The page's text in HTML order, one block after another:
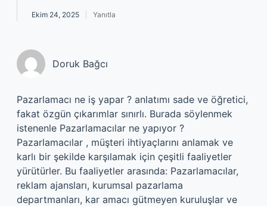
Ekim 24, 2025 Yanıtla
Doruk Bağcı
Pazarlamacı ne iş yapar ? anlatımı sade ve öğretici,
fakat özgün çıkarımlar sınırlı. Burada söylenmek
istenenle Pazarlamacılar ne yapıyor ?
Pazarlamacılar , müşteri ihtiyaçlarını anlamak ve
karlı bir şekilde karşılamak için çeşitli faaliyetler
yürütürler. Bu faaliyetler arasında: Pazarlamacılar,
reklam ajansları, kurumsal pazarlama
departmanları, kar amacı gütmeyen kuruluşlar ve